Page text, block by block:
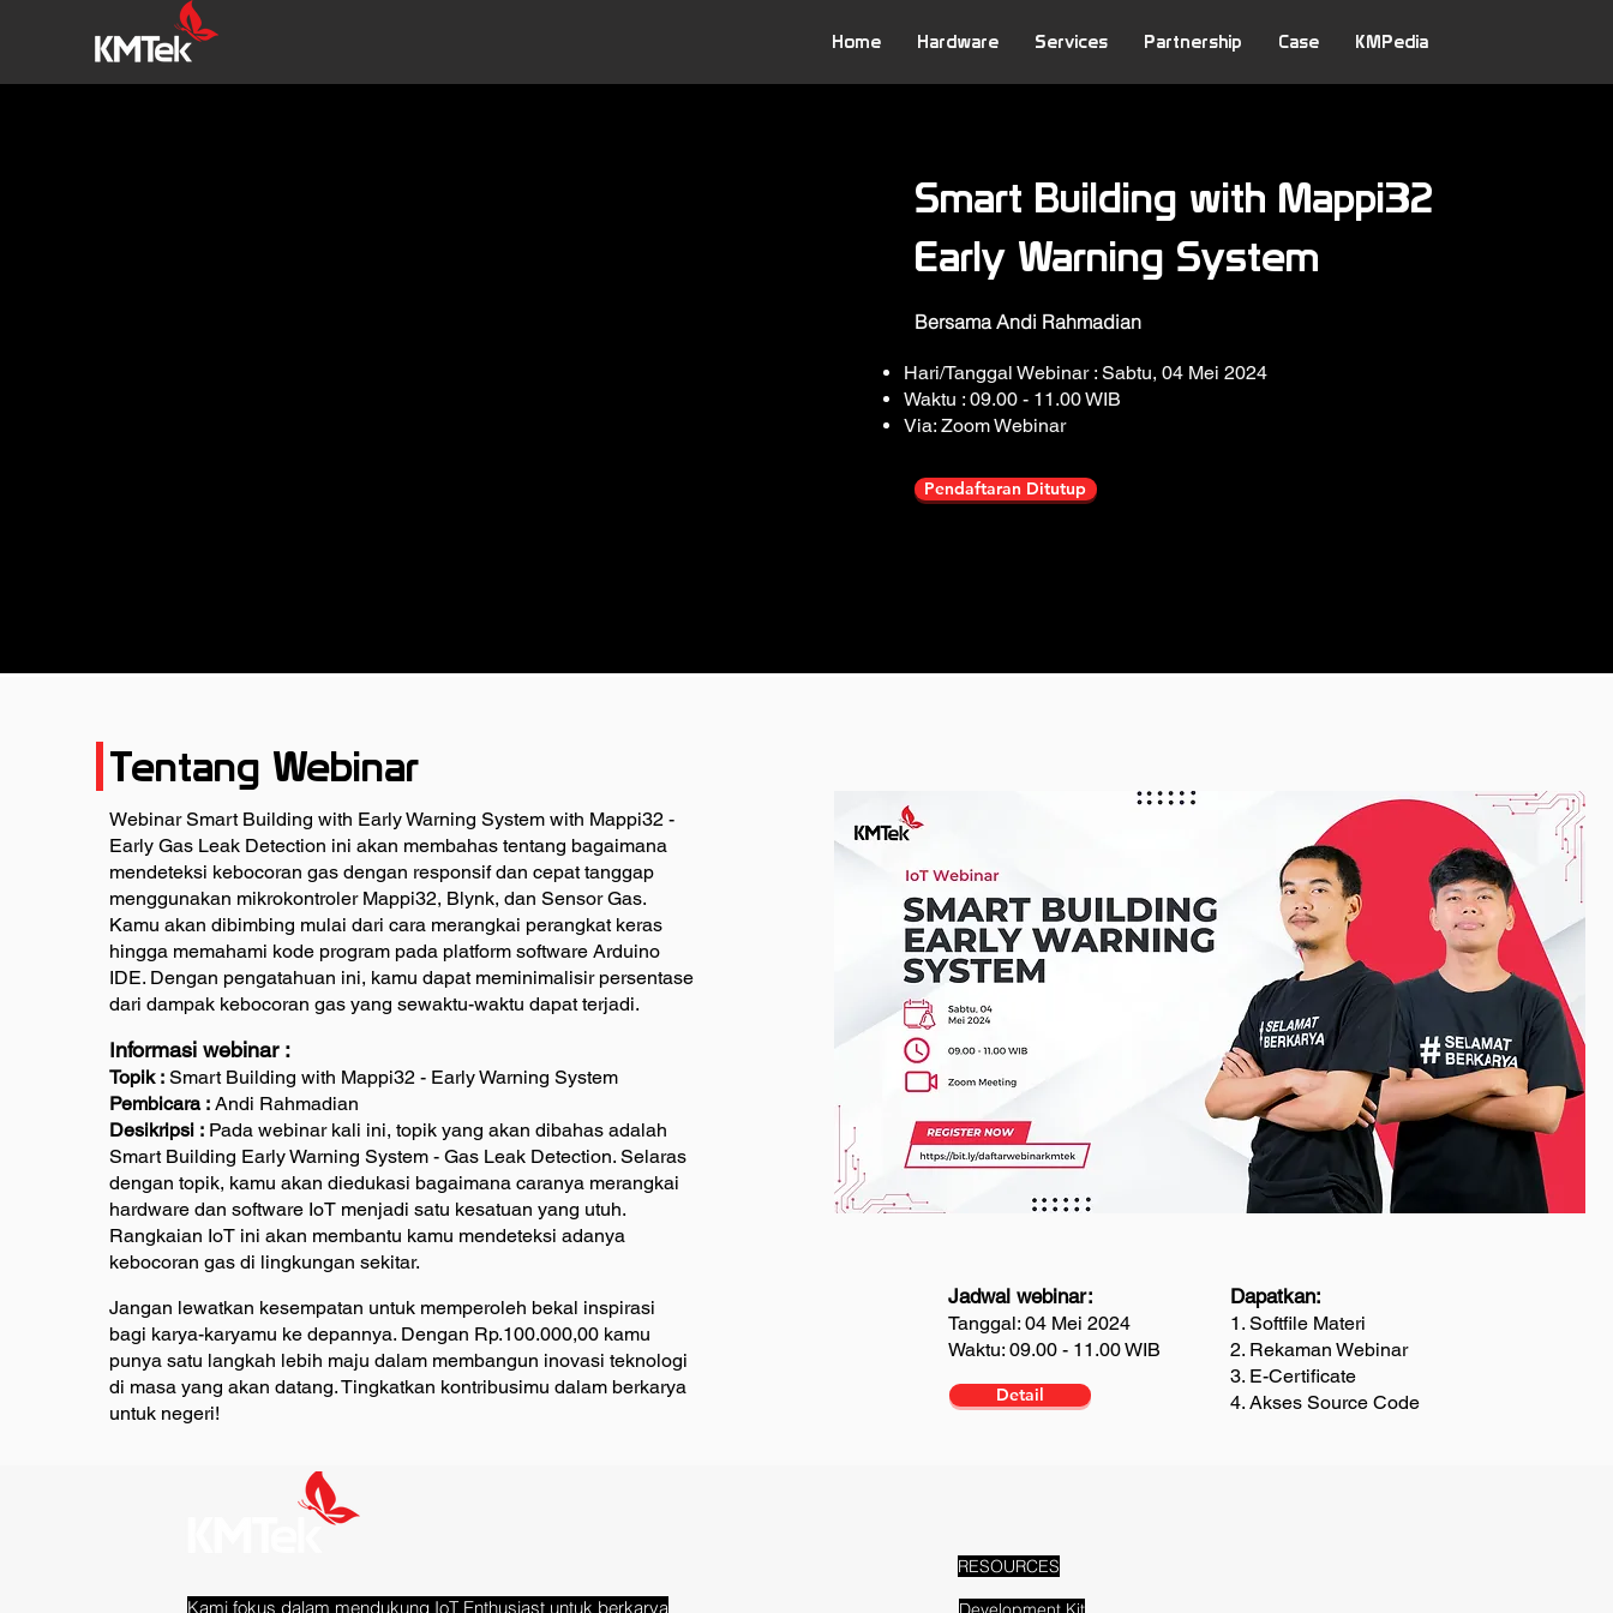
Home Hardware Services Partnership Case KMPedia
Smart Building with Mappi32
Early Warning System
Bersama Andi Rahmadian
Hari/Tanggal Webinar : Sabtu, 04 Mei 2024
Waktu : 09.00 - 11.00 WIB
Via: Zoom Webinar
Pendaftaran Ditutup
Tentang Webinar
Webinar Smart Building with Early Warning System with Mappi32 -
Early Gas Leak Detection ini akan membahas tentang bagaimana
mendeteksi kebocoran gas dengan responsif dan cepat tanggap
menggunakan mikrokontroler Mappi32, Blynk, dan Sensor Gas.
Kamu akan dibimbing mulai dari cara merangkai perangkat keras
hingga memahami kode program pada platform software Arduino
IDE. Dengan pengatahuan ini, kamu dapat meminimalisir persentase
dari dampak kebocoran gas yang sewaktu-waktu dapat terjadi.
Informasi webinar :
Topik :Smart Building with Mappi32 - Early Warning System
Pembicara :Andi Rahmadian
Desikripsi :Pada webinar kali ini, topik yang akan dibahas adalah
Smart Building Early Warning System - Gas Leak Detection. Selaras
dengan topik, kamu akan diedukasi bagaimana caranya merangkai
hardware dan software IoT menjadi satu kesatuan yang utuh.
Rangkaian IoT ini akan membantu kamu mendeteksi adanya
kebocoran gas di lingkungan sekitar.
Jangan lewatkan kesempatan untuk memperoleh bekal inspirasi
bagi karya-karyamu ke depannya. Dengan Rp.100.000,00 kamu
punya satu langkah lebih maju dalam membangun inovasi teknologi
di masa yang akan datang. Tingkatkan kontribusimu dalam berkarya
untuk negeri!
Jadwal webinar:
Tanggal: 04 Mei 2024
Waktu: 09.00 - 11.00 WIB
Detail
Dapatkan:
1. Softfile Materi
2. Rekaman Webinar
3. E-Certificate
4. Akses Source Code
Kami fokus dalam mendukung IoT Enthusiast untuk berkarya
RESOURCES